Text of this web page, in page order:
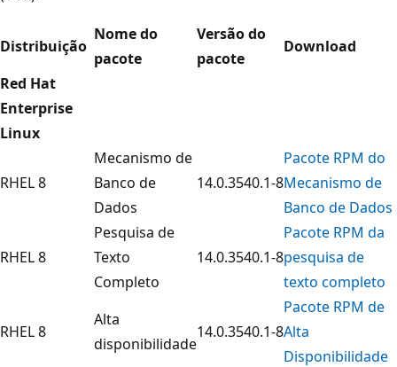
Distribuição
Nome do
pacote
Versão do
pacote
Download
Red Hat
Enterprise
Linux
RHEL 8
Mecanismo de
Banco de
Dados
14.0.3540.1-8
Pacote RPM do
Mecanismo de
Banco de Dados
RHEL 8
Pesquisa de
Texto
Completo
14.0.3540.1-8
Pacote RPM da
pesquisa de
texto completo
RHEL 8
Alta
disponibilidade
14.0.3540.1-8
Pacote RPM de
Alta
Disponibilidade